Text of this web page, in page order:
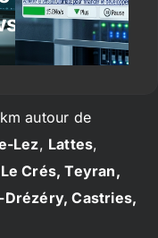
Linux)
autour de
Lez, Lattes,
Le Crés, Teyran,
Castries,